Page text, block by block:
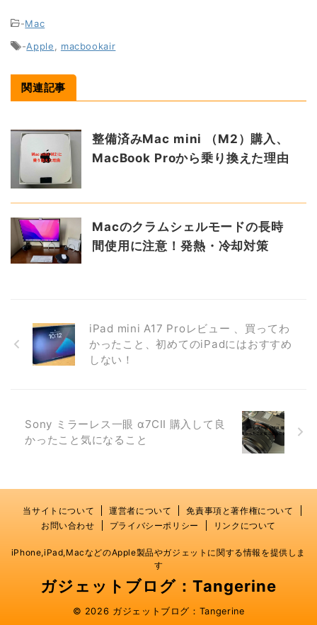
-Mac
-Apple macbookair
関連記事
整備済みMac mini （M2）購入、
MacBook Proから乗り換えた理由
Macのクラムシェルモードの長時
間使用に注意！発熱・冷却対策
iPad mini A17 Proレビュー 、買ってわ
かったこと、初めてのiPadにはおすすめ
しない！
Sony ミラーレス一眼 α7CⅡ 購入して良
かったこと気になること
当サイトについて 運営者について
免責事項と著作権について
お問い合わせ
プライバシーポリシー リンクについて
iPhone,iPad,MacなどのApple製品やガジェットに関する情報を提供しま
す
ガジェットブログ：Tangerine
© 2026 ガジェットブログ：Tangerine